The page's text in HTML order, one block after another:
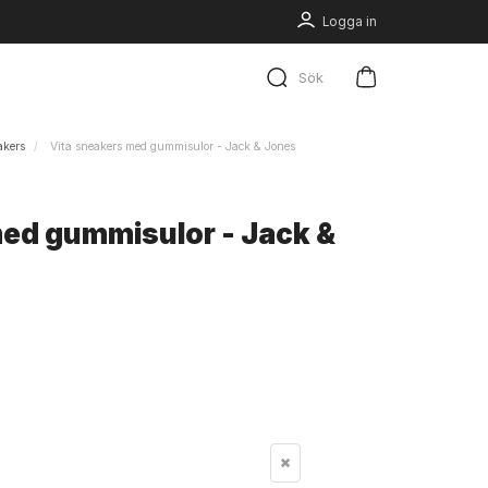
Logga in
Sök
Vita sneakers med gummisulor - Jack & Jones
gummisulor - Jack &